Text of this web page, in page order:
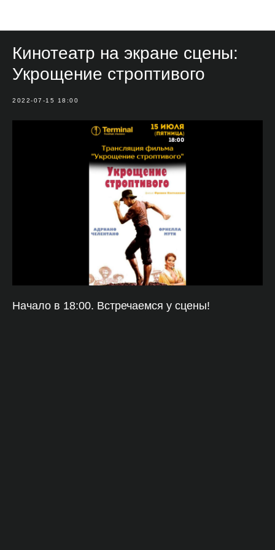
Кинотеатр на экране сцены:
Укрощение строптивого
2022-07-15 18:00
Начало в 18:00. Встречаемся у сцены!